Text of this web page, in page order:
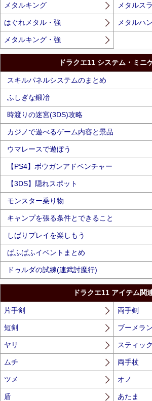
メタルキング メタルス
はぐれメタル・強 メタルハ
メタルキング・強
ドラクエ11 システム・ミニ
スキルパネルシステムのまとめ
ふしぎな鍛冶
時渡りの迷宮(3DS)攻略
カジノで遊べるゲーム内容と景品
ウマレースで遊ぼう
【PS4】ボウガンアドベンチャー
【3DS】隠れスポット
モンスター乗り物
キャンプを張る条件とできること
しばりプレイを楽しもう
ぱふぱふイベントまとめ
ドゥルダの試練(連武討魔行)
ドラクエ11 アイテム関
片手剣 両手剣
短剣 ブーメラン
ヤリ スティック
ムチ 両手杖
ツメ オノ
盾 あたま